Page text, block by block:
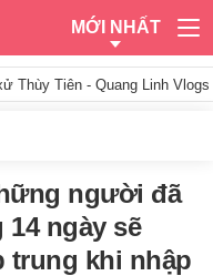
MỚI NHẤT
Thùy Tiên - Quang Linh
người đã
ngày sẽ
trung khi nhập